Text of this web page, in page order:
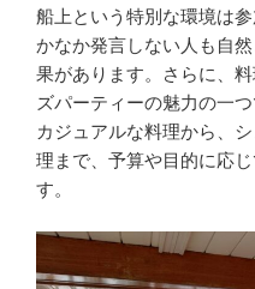
船上という特別な環境は
かなか発言しない人も自
果があります。さらに、
ズパーティーの魅力の一
カジュアルな料理から、
理まで、予算や目的に応
す。